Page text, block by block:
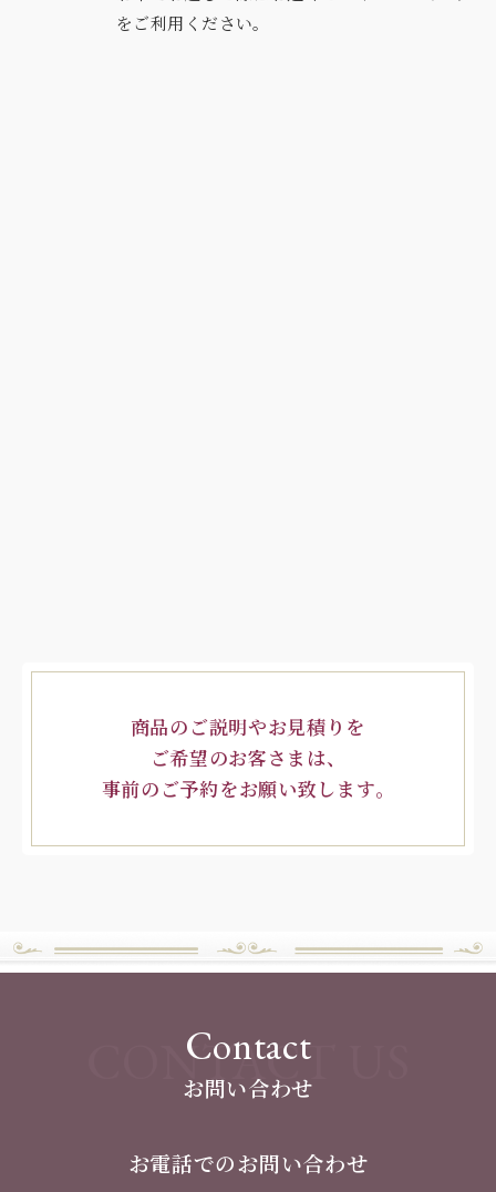
をご利用ください。
商品のご説明やお見積りを
ご希望のお客さまは、
事前のご予約をお願い致します。
Contact
お問い合わせ
CONTACT US
お電話でのお問い合わせ